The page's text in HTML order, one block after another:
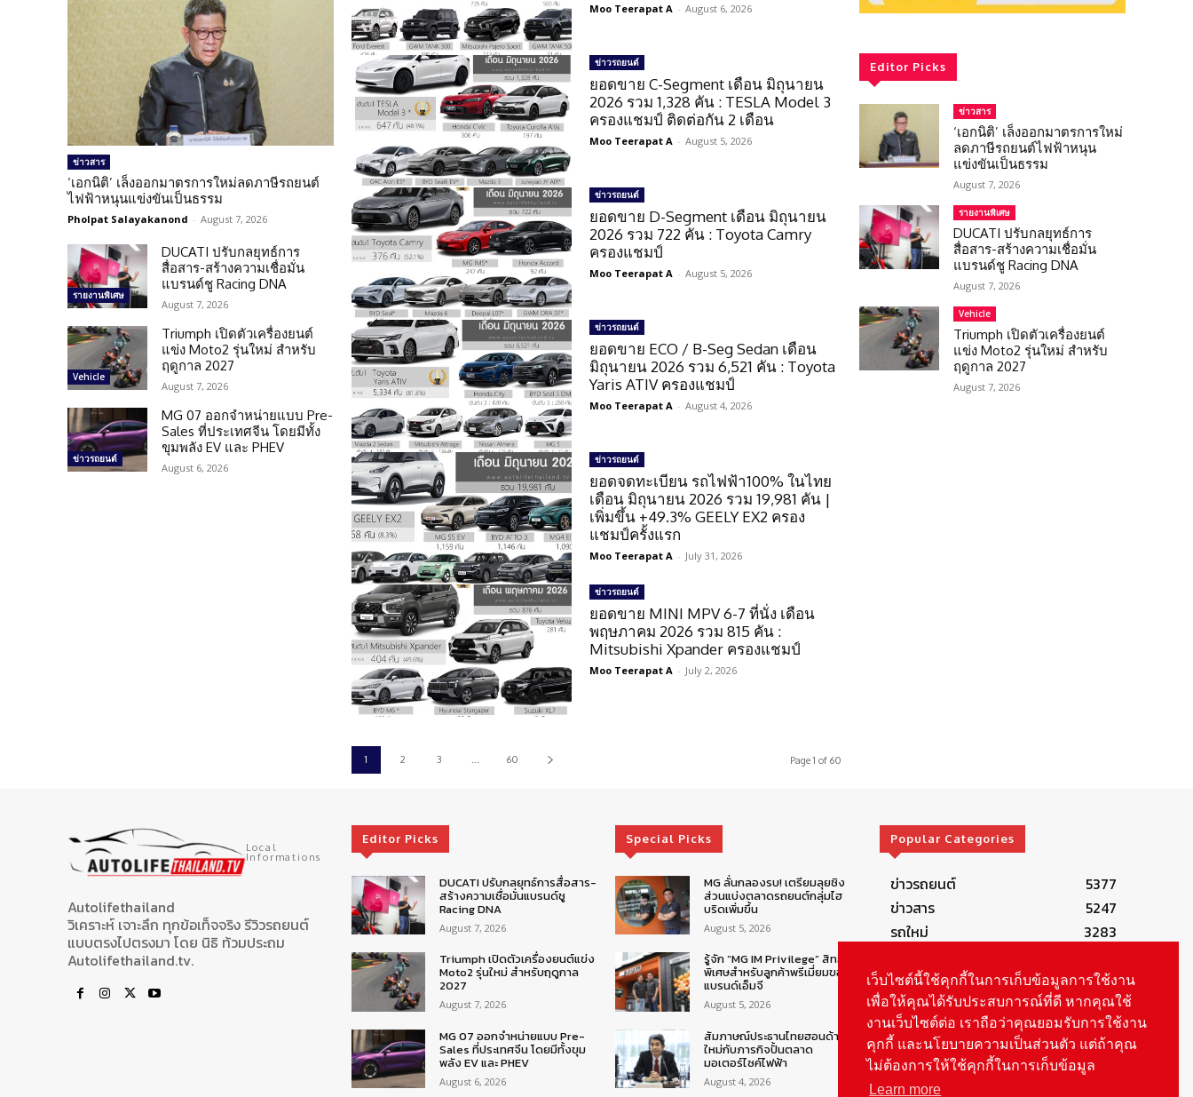
ข่าวสาร
‘เอกนิติ’ เล็งออกมาตรการใหม่ลดภาษีรถยนต์
ไฟฟ้าหนุนแข่งขันเป็นธรรม
Pholpat Salayakanond - August 7, 2026
รายงานพิเศษ
DUCATI ปรับกลยุทธ์การ
สื่อสาร-สร้างความเชื่อมั่น
แบรนด์ชู Racing DNA
August 7, 2026
Vehicle
Triumph เปิดตัวเครื่องยนต์
แข่ง Moto2 รุ่นใหม่ สำหรับ
ฤดูกาล 2027
August 7, 2026
ข่าวรถยนต์
MG 07 ออกจำหน่ายแบบ Pre-
Sales ที่ประเทศจีน โดยมีทั้ง
ขุมพลัง EV และ PHEV
August 6, 2026
Moo Teerapat A - August 6, 2026
ข่าวรถยนต์
ยอดขาย C-Segment เดือน มิถุนายน
2026 รวม 1,328 คัน : TESLA Model 3
ครองแชมป์ ติดต่อกัน 2 เดือน
Moo Teerapat A - August 5, 2026
ข่าวรถยนต์
ยอดขาย D-Segment เดือน มิถุนายน
2026 รวม 722 คัน : Toyota Camry
ครองแชมป์
Moo Teerapat A - August 5, 2026
ข่าวรถยนต์
ยอดขาย ECO / B-Seg Sedan เดือน
มิถุนายน 2026 รวม 6,521 คัน : Toyota
Yaris ATIV ครองแชมป์
Moo Teerapat A - August 4, 2026
ข่าวรถยนต์
ยอดจดทะเบียน รถไฟฟ้า100% ในไทย
เดือน มิถุนายน 2026 รวม 19,981 คัน |
เพิ่มขึ้น +49.3% GEELY EX2 ครอง
แชมป์ครั้งแรก
Moo Teerapat A - July 31, 2026
ข่าวรถยนต์
ยอดขาย MINI MPV 6-7 ที่นั่ง เดือน
พฤษภาคม 2026 รวม 815 คัน :
Mitsubishi Xpander ครองแชมป์
Moo Teerapat A - July 2, 2026
1 2 3 60 Page 1 of 60
Editor Picks
ข่าวสาร
‘เอกนิติ’ เล็งออกมาตรการใหม่
ลดภาษีรถยนต์ไฟฟ้าหนุน
แข่งขันเป็นธรรม
August 7, 2026
รายงานพิเศษ
DUCATI ปรับกลยุทธ์การ
สื่อสาร-สร้างความเชื่อมั่น
แบรนด์ชู Racing DNA
August 7, 2026
Vehicle
Triumph เปิดตัวเครื่องยนต์
แข่ง Moto2 รุ่นใหม่ สำหรับ
ฤดูกาล 2027
August 7, 2026
Local
Informations
Autolifethailand
วิเคราะห์ เจาะลึก ทุกข้อเท็จจริง รีวิวรถยนต์
แบบตรงไปตรงมา โดย นิธิ ท้วมประถม
Autolifethailand.tv.
Editor Picks
DUCATI ปรับกลยุทธ์การสื่อสาร-
สร้างความเชื่อมั่นแบรนด์ชู
Racing DNA
August 7, 2026
Triumph เปิดตัวเครื่องยนต์แข่ง
Moto2 รุ่นใหม่ สำหรับฤดูกาล
2027
August 7, 2026
MG 07 ออกจำหน่ายแบบ Pre-
Sales ที่ประเทศจีน โดยมีทั้งขุม
พลัง EV และ PHEV
August 6, 2026
Special Picks
MG ลั่นกลองรบ! เตรียมลุยชิง
ส่วนแบ่งตลาดรถยนต์กลุ่มไฮ
บริดเพิ่มขึ้น
August 5, 2026
รู้จัก “MG IM Privilege” สิทธิ
พิเศษสำหรับลูกค้าพรีเมี่ยมของ
แบรนด์เอ็มจี
August 5, 2026
สัมภาษณ์ประธานไทยฮอนด้าคน
ใหม่กับภารกิจปั้นตลาด
มอเตอร์ไซค์ไฟฟ้า
August 4, 2026
Popular Categories
ข่าวรถยนต์
5377
ข่าวสาร
5247
รถใหม่
3283
Smart Life
554
Technology
541
Autolife Lifestyle
490
Vehicle
389
เว็บไซต์นี้ใช้คุกกี้ในการเก็บข้อมูลการใช้งาน
เพื่อให้คุณได้รับประสบการณ์ที่ดี หากคุณใช้
งานเว็บไซต์ต่อ เราถือว่าคุณยอมรับการใช้งาน
คุกกี้ และนโยบายความเป็นส่วนตัว แต่ถ้าคุณ
ไม่ต้องการให้ใช้คุกกี้ในการเก็บข้อมูล
Learn more